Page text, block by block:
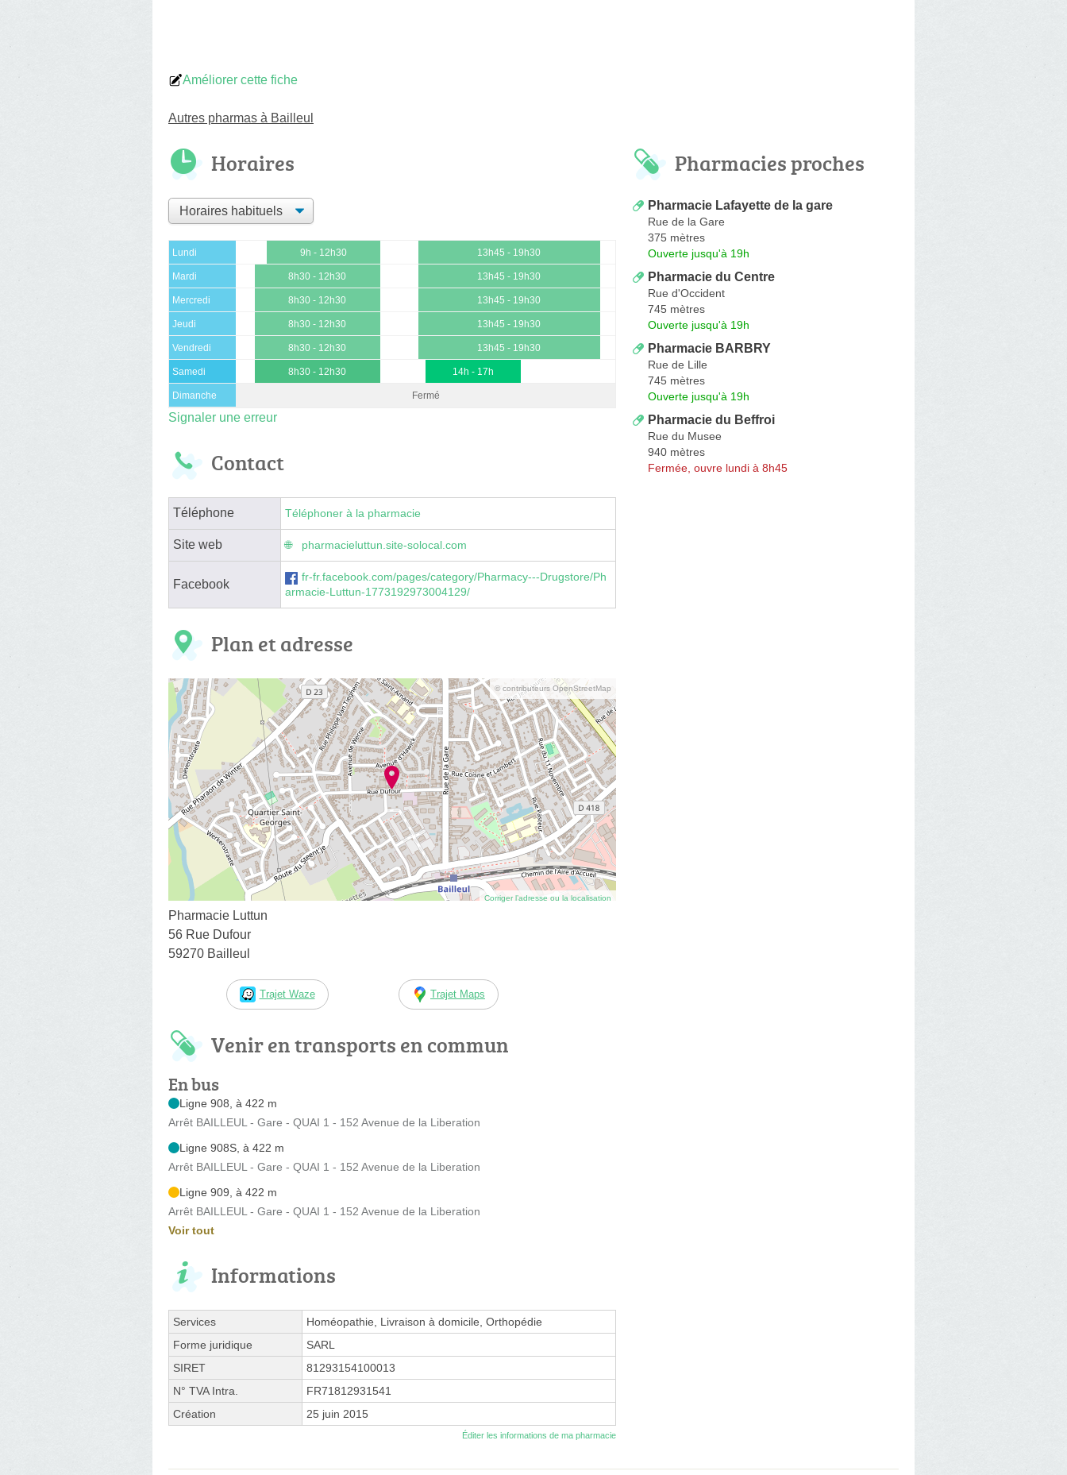
Améliorer cette fiche
Autres pharmas à Bailleul
Horaires
Lundi 9h - 12h30 13h45 - 19h30
Mardi 8h30 - 12h30 13h45 - 19h30
Mercredi 8h30 - 12h30 13h45 - 19h30
Jeudi 8h30 - 12h30 13h45 - 19h30
Vendredi 8h30 - 12h30 13h45 - 19h30
Samedi 8h30 - 12h30 14h - 17h
Dimanche Fermé
Signaler une erreur
Contact
Téléphone Téléphoner à la pharmacie
Site web pharmacieluttun.site-solocal.com
Facebook
fr-fr.facebook.com/pages/category/Pharmacy---Drugstore/Ph
armacie-Luttun-1773192973004129/
Plan et adresse
© contributeurs OpenStreetMap
Corriger l’adresse ou la localisation
Pharmacie Luttun
56 Rue Dufour
59270 Bailleul
Trajet Waze Trajet Maps
Venir en transports en commun
En bus
Ligne 908, à 422 m
Arrêt BAILLEUL - Gare - QUAI 1 - 152 Avenue de la Liberation
Ligne 908S, à 422 m
Arrêt BAILLEUL - Gare - QUAI 1 - 152 Avenue de la Liberation
Ligne 909, à 422 m
Arrêt BAILLEUL - Gare - QUAI 1 - 152 Avenue de la Liberation
Voir tout
Informations
Services
Homéopathie, Livraison à domicile, Orthopédie
Forme juridique
SARL
SIRET
81293154100013
N° TVA Intra.
FR71812931541
Création
25 juin 2015
Éditer les informations de ma pharmacie
Pharmacies proches
Pharmacie Lafayette de la gare
Rue de la Gare
375 mètres
Ouverte jusqu'à 19h
Pharmacie du Centre
Rue d'Occident
745 mètres
Ouverte jusqu'à 19h
Pharmacie BARBRY
Rue de Lille
745 mètres
Ouverte jusqu'à 19h
Pharmacie du Beffroi
Rue du Musee
940 mètres
Fermée, ouvre lundi à 8h45